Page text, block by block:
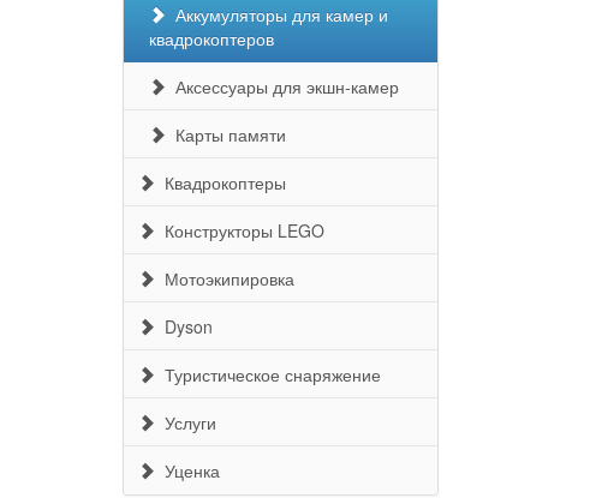
Аккумуляторы для камер и
квадрокоптеров
Аксессуары для экшн-камер
Карты памяти
Квадрокоптеры
Конструкторы LEGO
Мотоэкипировка
Dyson
Туристическое снаряжение
Услуги
Уценка